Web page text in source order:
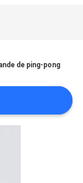
de ping-pong